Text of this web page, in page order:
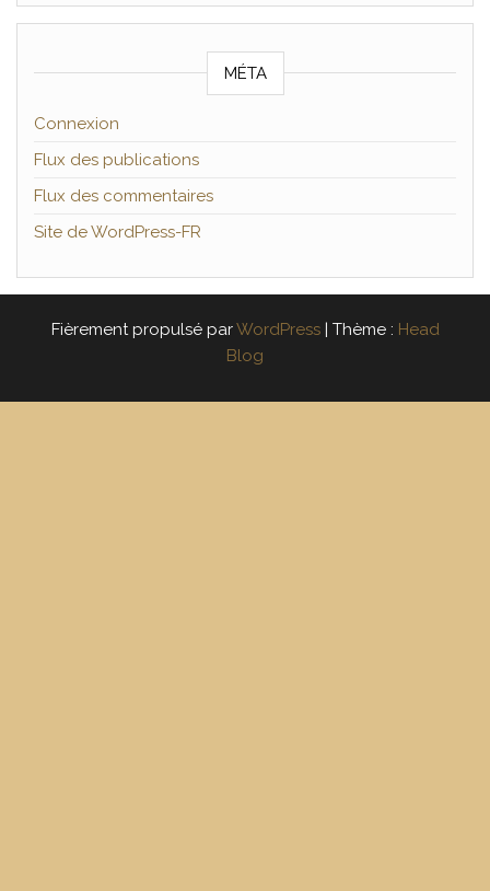
MÉTA
Connexion
Flux des publications
Flux des commentaires
Site de WordPress-FR
Fièrement propulsé parWordPress | Thème : Head
Blog